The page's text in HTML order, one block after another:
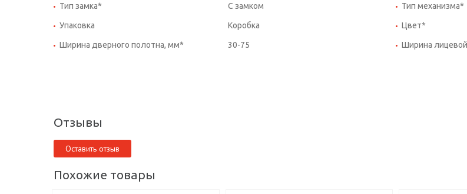
Тип замка* С замком Тип механизма*
Упаковка Коробка Цвет*
Ширина дверного полотна, мм* 30-75 Ширина
Отзывы
Оставить отзыв
Похожие товары